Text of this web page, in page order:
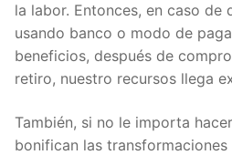
la labor. Entonces, en caso de
usando banco o modo de
beneficios, después de
retiro, nuestro recursos llega
También, si no le importa
bonifican las